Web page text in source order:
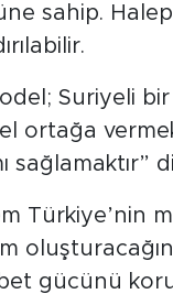
sahip.
Suriyeli
ortağa
sağlamaktır”
Tür­kiye’nin
gücünü